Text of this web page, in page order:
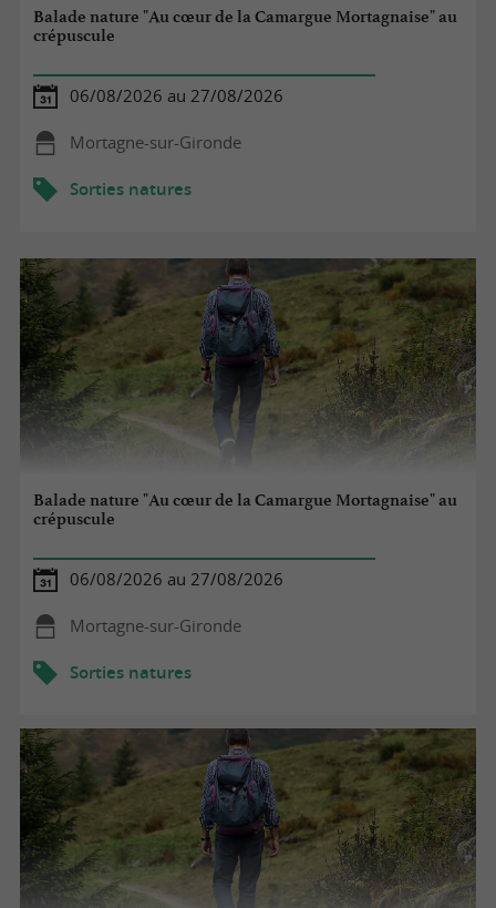
Balade nature "Au cœur de la Camargue Mortagnaise" au
crépuscule
06/08/2026 au 27/08/2026
Mortagne-sur-Gironde
Sorties natures
Balade nature "Au cœur de la Camargue Mortagnaise" au
crépuscule
06/08/2026 au 27/08/2026
Mortagne-sur-Gironde
Sorties natures